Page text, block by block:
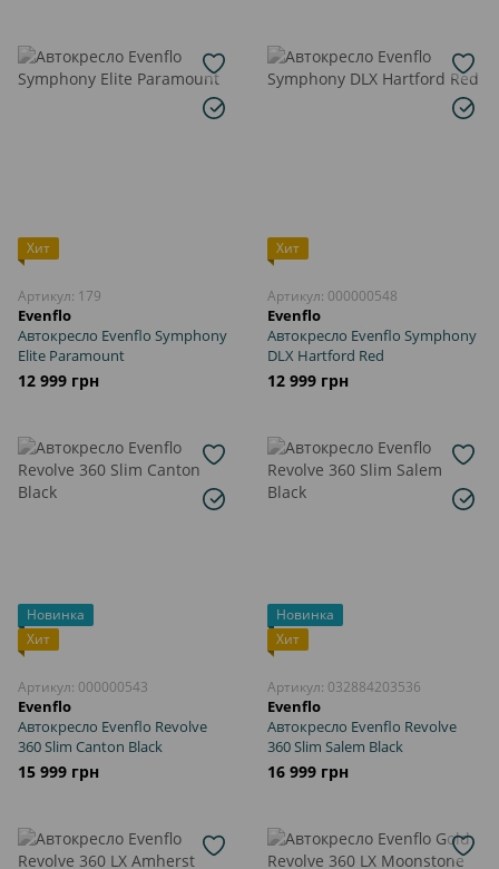
Хит
Артикул: 179
Evenflo
Автокресло Evenflo Symphony
Elite Paramount
12 999 грн
Хит
Артикул: 000000548
Evenflo
Автокресло Evenflo Symphony
DLX Hartford Red
12 999 грн
Новинка
Хит
Артикул: 000000543
Evenflo
Автокресло Evenflo Revolve
360 Slim Canton Black
15 999 грн
Новинка
Хит
Артикул: 032884203536
Evenflo
Автокресло Evenflo Revolve
360 Slim Salem Black
16 999 грн